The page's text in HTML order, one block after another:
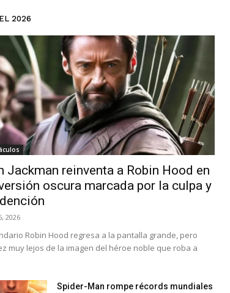
2026
Jackman reinventa a Robin Hood en
oscura marcada por la culpa y
2026
Robin Hood regresa a la pantalla grande, pero
muy lejos de la imagen del héroe noble que roba a
Spider-Man rompe récords mundiales